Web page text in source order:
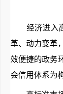
经济进入高
革、动力变革
效便捷的政务
会信用体系为